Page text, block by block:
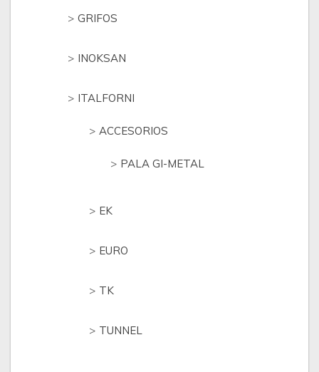
GRIFOS
INOKSAN
ITALFORNI
ACCESORIOS
PALA GI-METAL
EK
EURO
TK
TUNNEL